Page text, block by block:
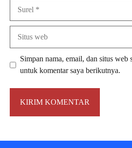
Simpan nama, email, dan situs web
untuk komentar saya berikutnya.